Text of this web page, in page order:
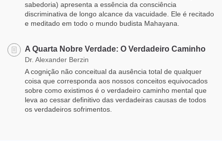
sabedoria) apresenta a essência da consciência
discriminativa de longo alcance da vacuidade. Ele é recitado
e meditado em todo o mundo budista Mahayana.
A Quarta Nobre Verdade: O Verdadeiro Caminho
Dr. Alexander Berzin
A cognição não conceitual da ausência total de qualquer
coisa que corresponda aos nossos conceitos equivocados
sobre como existimos é o verdadeiro caminho mental que
leva ao cessar definitivo das verdadeiras causas de todos
os verdadeiros sofrimentos.